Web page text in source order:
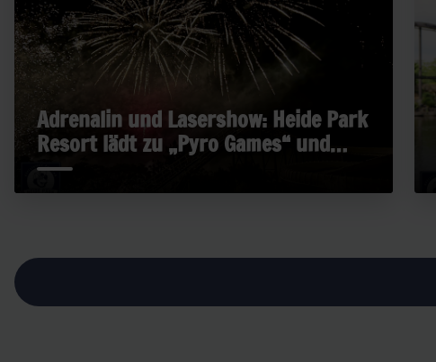
Adrenalin und Lasershow: Heide Park
Resort lädt zu „Pyro Games“ und
„Late Rides“